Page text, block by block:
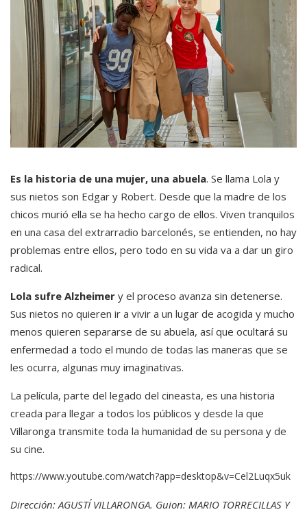
Es la historia de una mujer, una abuela. Se llama Lola y
sus nietos son Edgar y Robert. Desde que la madre de los
chicos murió ella se ha hecho cargo de ellos. Viven tranquilos
en una casa del extrarradio barcelonés, se entienden, no hay
problemas entre ellos, pero todo en su vida va a dar un giro
radical.
Lola sufre Alzheimer y el proceso avanza sin detenerse.
Sus nietos no quieren ir a vivir a un lugar de acogida y mucho
menos quieren separarse de su abuela, así que ocultará su
enfermedad a todo el mundo de todas las maneras que se
les ocurra, algunas muy imaginativas.
La película, parte del legado del cineasta, es una historia
creada para llegar a todos los públicos y desde la que
Villaronga transmite toda la humanidad de su persona y de
su cine.
https://www.youtube.com/watch?app=desktop&v=Cel2Luqx5uk
Dirección: AGUSTÍ VILLARONGA. Guion: MARIO TORRECILLAS Y